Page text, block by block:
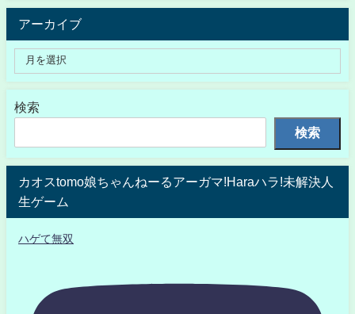
アーカイブ
検索
検索
カオスtomo娘ちゃんねーるアーガマ!Haraハラ!未解決人
生ゲーム
ハゲて無双